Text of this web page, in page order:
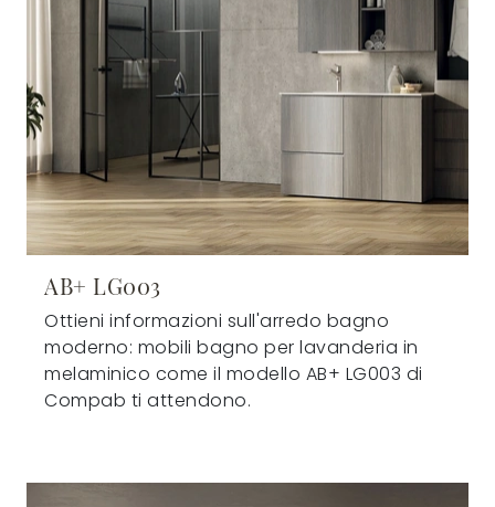
AB+ LG003
Ottieni informazioni sull'arredo bagno
moderno: mobili bagno per lavanderia in
melaminico come il modello AB+ LG003 di
Compab ti attendono.